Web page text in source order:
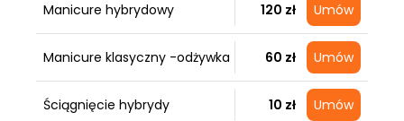
Manicure hybrydowy 120 zł Umów
Manicure klasyczny -odżywka 60 zł Umów
Ściągnięcie hybrydy 10 zł Umów